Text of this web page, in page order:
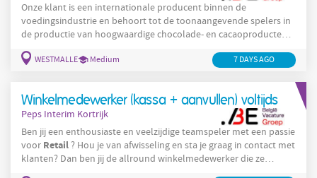
Onze klant is een internationale producent binnen de
voedingsindustrie en behoort tot de toonaangevende spelers in
de productie van hoogwaardige chocolade- en cacaoproducten.
dagelijks kwaliteitsvolle voedingsproducten voor bekende
Dankzij een sterk geautomatiseerde productieomgeving en
WESTMALLE Medium 7 DAYS AGO
Winkelmedewerker (kassa + aanvullen) voltijds
Peps Interim Kortrijk
Ben jij een enthousiaste en veelzijdige teamspeler met een passie
voor Retail? Hou je van afwisseling en sta je graag in contact met
klanten? Dan ben jij de allround winkelmedewerker die ze